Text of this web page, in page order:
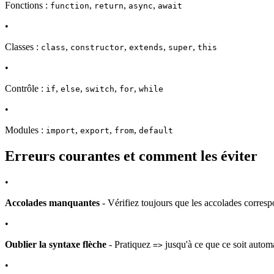
Fonctions : function, return, async, await
•
Classes : class, constructor, extends, super, this
•
Contrôle : if, else, switch, for, while
•
Modules : import, export, from, default
Erreurs courantes et comment les éviter
•
Accolades manquantes - Vérifiez toujours que les accolades
•
Oublier la syntaxe flèche - Pratiquez => jusqu'à ce que ce soit
•